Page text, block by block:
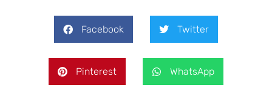
Facebook Twitter
Pinterest WhatsApp